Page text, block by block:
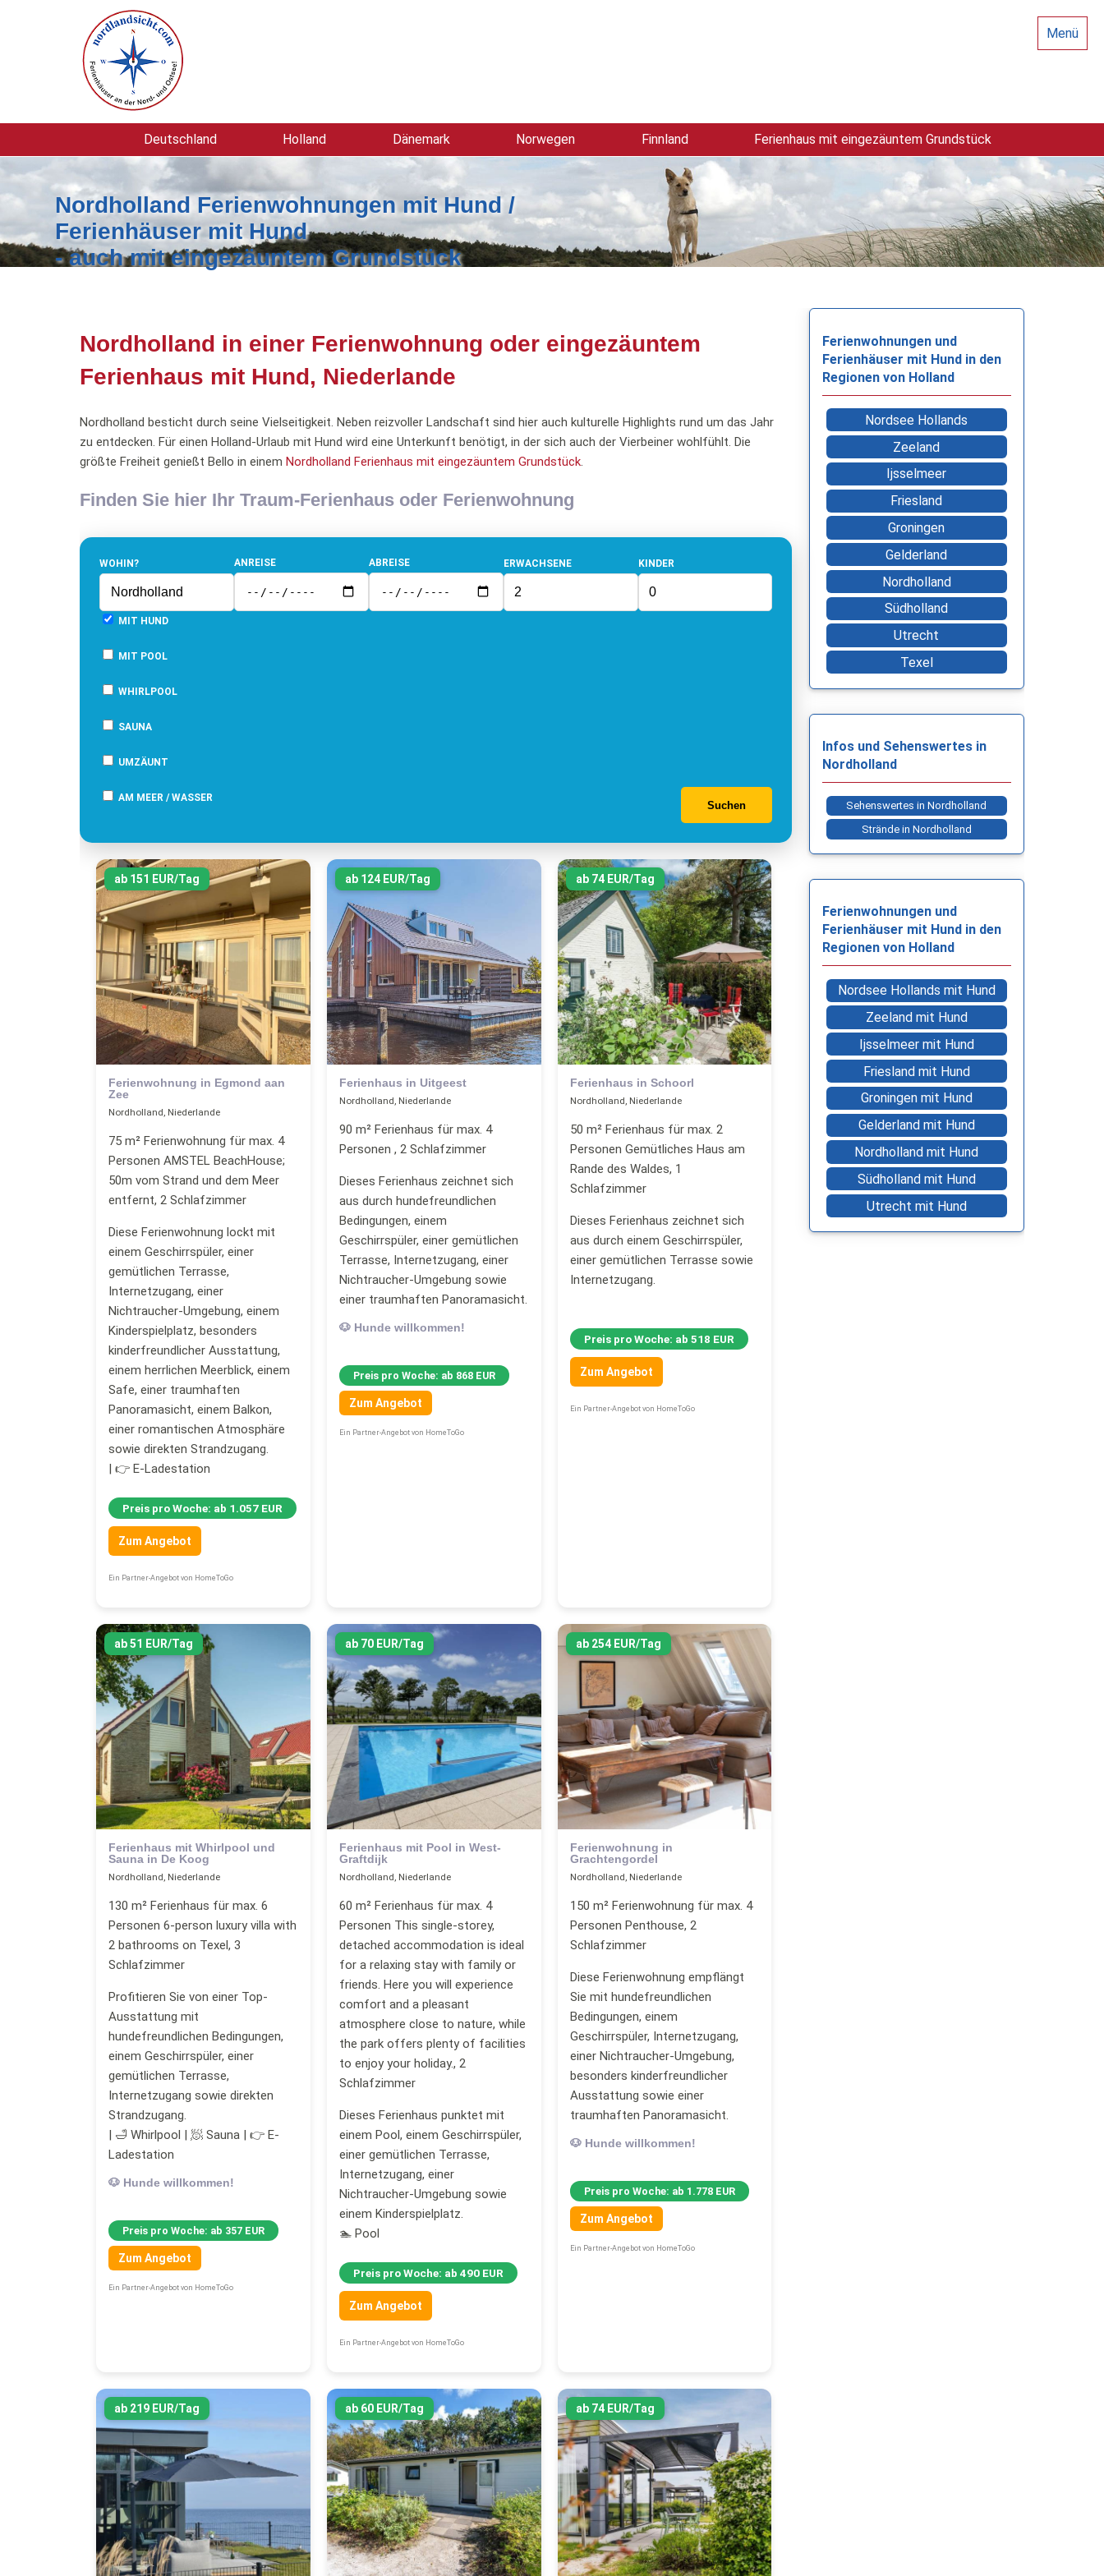
Deutschland Holland Dänemark Norwegen Finnland Ferienhaus mit eingezäuntem Grundstück
Menü
Nordholland Ferienwohnungen mit Hund /
Ferienhäuser mit Hund
- auch mit eingezäuntem Grundstück
Nordholland in einer Ferienwohnung oder eingezäuntem
Ferienhaus mit Hund, Niederlande
Nordholland besticht durch seine Vielseitigkeit. Neben reizvoller Landschaft sind hier auch kulturelle Highlights rund um das Jahr
zu entdecken. Für einen Holland-Urlaub mit Hund wird eine Unterkunft benötigt, in der sich auch der Vierbeiner wohlfühlt. Die
größte Freiheit genießt Bello in einem Nordholland Ferienhaus mit eingezäuntem Grundstück.
Finden Sie hier Ihr Traum-Ferienhaus oder Ferienwohnung
WOHIN? ANREISE ABREISE ERWACHSENE KINDER
MIT HUND
MIT POOL
WHIRLPOOL
SAUNA
UMZÄUNT
AM MEER / WASSER
Suchen
ab 151 EUR/Tag
Ferienwohnung in Egmond aan
Zee
Nordholland, Niederlande
75 m² Ferienwohnung für max. 4
Personen AMSTEL BeachHouse;
50m vom Strand und dem Meer
entfernt, 2 Schlafzimmer
Diese Ferienwohnung lockt mit
einem Geschirrspüler, einer
gemütlichen Terrasse,
Internetzugang, einer
Nichtraucher-Umgebung, einem
Kinderspielplatz, besonders
kinderfreundlicher Ausstattung,
einem herrlichen Meerblick, einem
Safe, einer traumhaften
Panoramasicht, einem Balkon,
einer romantischen Atmosphäre
sowie direkten Strandzugang.
| 👉 E-Ladestation
Preis pro Woche: ab 1.057 EUR
Zum Angebot
Ein Partner-Angebot von HomeToGo
ab 124 EUR/Tag
Ferienhaus in Uitgeest
Nordholland, Niederlande
90 m² Ferienhaus für max. 4
Personen , 2 Schlafzimmer
Dieses Ferienhaus zeichnet sich
aus durch hundefreundlichen
Bedingungen, einem
Geschirrspüler, einer gemütlichen
Terrasse, Internetzugang, einer
Nichtraucher-Umgebung sowie
einer traumhaften Panoramasicht.
🐶 Hunde willkommen!
Preis pro Woche: ab 868 EUR
Zum Angebot
Ein Partner-Angebot von HomeToGo
ab 74 EUR/Tag
Ferienhaus in Schoorl
Nordholland, Niederlande
50 m² Ferienhaus für max. 2
Personen Gemütliches Haus am
Rande des Waldes, 1
Schlafzimmer
Dieses Ferienhaus zeichnet sich
aus durch einem Geschirrspüler,
einer gemütlichen Terrasse sowie
Internetzugang.
Preis pro Woche: ab 518 EUR
Zum Angebot
Ein Partner-Angebot von HomeToGo
ab 51 EUR/Tag
Ferienhaus mit Whirlpool und
Sauna in De Koog
Nordholland, Niederlande
130 m² Ferienhaus für max. 6
Personen 6-person luxury villa with
2 bathrooms on Texel, 3
Schlafzimmer
Profitieren Sie von einer Top-
Ausstattung mit
hundefreundlichen Bedingungen,
einem Geschirrspüler, einer
gemütlichen Terrasse,
Internetzugang sowie direkten
Strandzugang.
| 🛁 Whirlpool | 🧖 Sauna | 👉 E-
Ladestation
🐶 Hunde willkommen!
Preis pro Woche: ab 357 EUR
Zum Angebot
Ein Partner-Angebot von HomeToGo
ab 70 EUR/Tag
Ferienhaus mit Pool in West-
Graftdijk
Nordholland, Niederlande
60 m² Ferienhaus für max. 4
Personen This single-storey,
detached accommodation is ideal
for a relaxing stay with family or
friends. Here you will experience
comfort and a pleasant
atmosphere close to nature, while
the park offers plenty of facilities
to enjoy your holiday., 2
Schlafzimmer
Dieses Ferienhaus punktet mit
einem Pool, einem Geschirrspüler,
einer gemütlichen Terrasse,
Internetzugang, einer
Nichtraucher-Umgebung sowie
einem Kinderspielplatz.
🏊 Pool
Preis pro Woche: ab 490 EUR
Zum Angebot
Ein Partner-Angebot von HomeToGo
ab 254 EUR/Tag
Ferienwohnung in
Grachtengordel
Nordholland, Niederlande
150 m² Ferienwohnung für max. 4
Personen Penthouse, 2
Schlafzimmer
Diese Ferienwohnung empflängt
Sie mit hundefreundlichen
Bedingungen, einem
Geschirrspüler, Internetzugang,
einer Nichtraucher-Umgebung,
besonders kinderfreundlicher
Ausstattung sowie einer
traumhaften Panoramasicht.
🐶 Hunde willkommen!
Preis pro Woche: ab 1.778 EUR
Zum Angebot
Ein Partner-Angebot von HomeToGo
ab 219 EUR/Tag ab 60 EUR/Tag ab 74 EUR/Tag
Ferienwohnungen und
Ferienhäuser mit Hund in den
Regionen von Holland
Nordsee Hollands
Zeeland
Ijsselmeer
Friesland
Groningen
Gelderland
Nordholland
Südholland
Utrecht
Texel
Infos und Sehenswertes in
Nordholland
Sehenswertes in Nordholland
Strände in Nordholland
Ferienwohnungen und
Ferienhäuser mit Hund in den
Regionen von Holland
Nordsee Hollands mit Hund
Zeeland mit Hund
Ijsselmeer mit Hund
Friesland mit Hund
Groningen mit Hund
Gelderland mit Hund
Nordholland mit Hund
Südholland mit Hund
Utrecht mit Hund